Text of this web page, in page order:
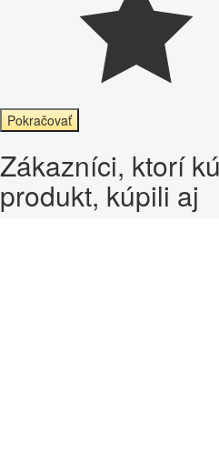
Pokračovať
Zákazníci, ktorí
produkt, kúpili aj